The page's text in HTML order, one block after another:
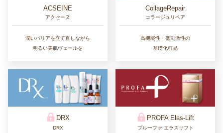
ACSEINE
アクセーヌ
潤いバリアを立て直しながら
明るい美肌ヴェールを
CollageRepair
コラージュリペア
高機能性・低刺激性の
基礎化粧品
DRX
DRX
PROFA Elas-Lift
プルーファ エラスリフト